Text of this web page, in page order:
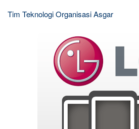
Tim Teknologi Organisasi Asgar